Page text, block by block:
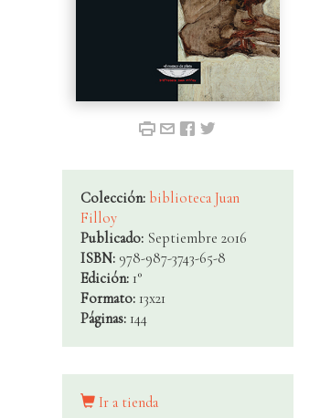
Colección: biblioteca Juan
Filloy
Publicado: Septiembre 2016
ISBN: 978-987-3743-65-8
Edición: 1°
Formato: 13x21
Páginas: 144
Ir a tienda